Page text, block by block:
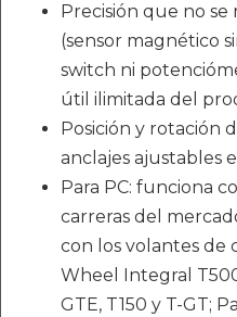
Precisión que no
(sensor magnético
switch ni
útil ilimitada del
Posición y rotación
anclajes ajustables
Para PC: funciona
carreras del
con los volantes de
Wheel Integral
GTE, T150 y T-GT;